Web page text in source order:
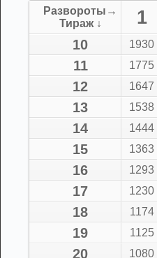
Развороты→
Тираж ↓
1
10 1930
11 1775
12 1647
13 1538
14 1444
15 1363
16 1293
17 1230
18 1174
19 1125
20 1080